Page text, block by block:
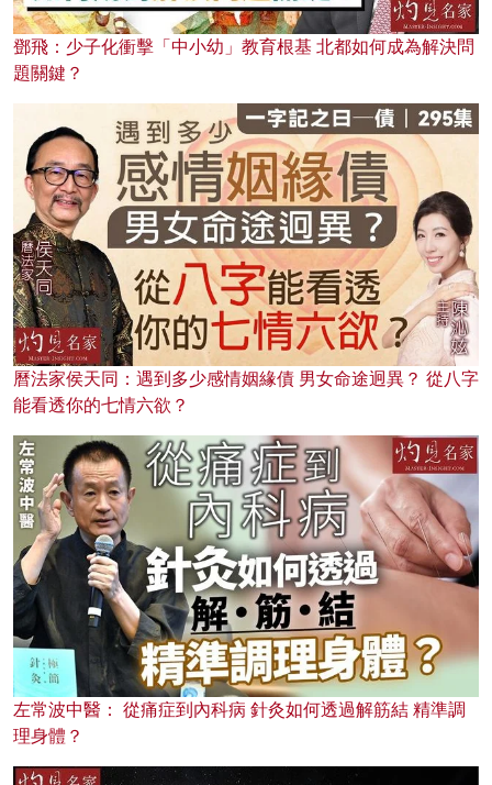
鄧飛：少子化衝擊「中小幼」教育根基 北都如何成為解決問
題關鍵？
曆法家侯天同：遇到多少感情姻緣債 男女命途迥異？ 從八字
能看透你的七情六欲？
左常波中醫： 從痛症到內科病 針灸如何透過解筋結 精準調
理身體？